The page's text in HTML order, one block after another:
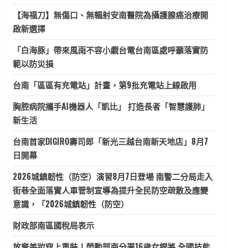
【海福刀】無傷口、無輻射安南醫院為攝護腺癌治療開
啟新選擇
「白海豚」帶來風雨不容小覷台電台南區處呼籲落實防
範以防災損
台南「區區有充電站」計畫，第9批充電站上線啟用
胸腔病院攜手AI機器人「凱比」 打造長者「智慧護肺」
新生活
台南首家DIGIRO壽司郎「新光三越台南新天地店」8月7
日開幕
2026城鎮韌性（防空）演習8月7日登場 南警二分局走入
街巷全面落實人車管制宣導為提升全民防空疏散及應變
意識，「2026城鎮韌性（防空）
財政部南區國稅局表示